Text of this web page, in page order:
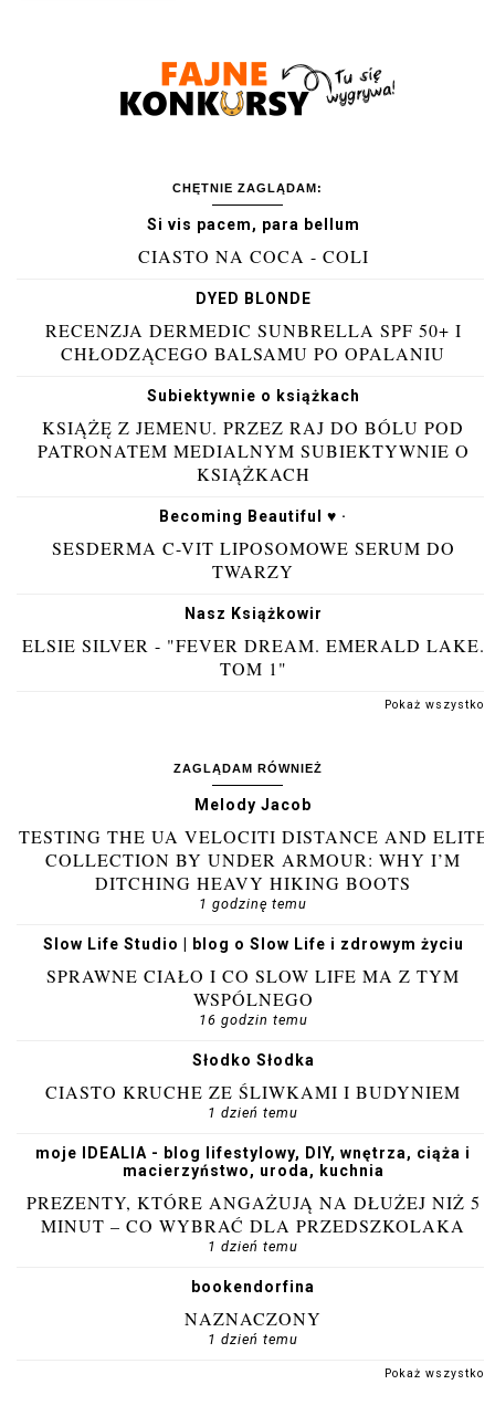
CHĘTNIE ZAGLĄDAM:
Si vis pacem, para bellum
CIASTO NA COCA - COLI
DYED BLONDE
RECENZJA DERMEDIC SUNBRELLA SPF 50+ I
CHŁODZĄCEGO BALSAMU PO OPALANIU
Subiektywnie o książkach
KSIĄŻĘ Z JEMENU. PRZEZ RAJ DO BÓLU POD
PATRONATEM MEDIALNYM SUBIEKTYWNIE O
KSIĄŻKACH
Becoming Beautiful ♥ ·
SESDERMA C-VIT LIPOSOMOWE SERUM DO
TWARZY
Nasz Książkowir
ELSIE SILVER - "FEVER DREAM. EMERALD LAKE.
TOM 1"
Pokaż wszystko
ZAGLĄDAM RÓWNIEŻ
Melody Jacob
TESTING THE UA VELOCITI DISTANCE AND ELITE
COLLECTION BY UNDER ARMOUR: WHY I’M
DITCHING HEAVY HIKING BOOTS
1 godzinę temu
Slow Life Studio | blog o Slow Life i zdrowym życiu
SPRAWNE CIAŁO I CO SLOW LIFE MA Z TYM
WSPÓLNEGO
16 godzin temu
Słodko Słodka
CIASTO KRUCHE ZE ŚLIWKAMI I BUDYNIEM
1 dzień temu
moje IDEALIA - blog lifestylowy, DIY, wnętrza, ciąża i
macierzyństwo, uroda, kuchnia
PREZENTY, KTÓRE ANGAŻUJĄ NA DŁUŻEJ NIŻ 5
MINUT – CO WYBRAĆ DLA PRZEDSZKOLAKA
1 dzień temu
bookendorfina
NAZNACZONY
1 dzień temu
Pokaż wszystko